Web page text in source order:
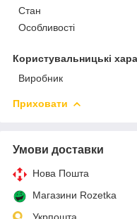
Стан
Особливості
Користувальницькі
Виробник
Приховати
Умови доставки
Нова Пошта
Магазини Rozetka
Укрпошта